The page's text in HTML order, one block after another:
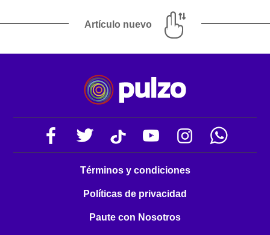
Artículo nuevo
Términos y condiciones
Políticas de privacidad
Paute con Nosotros